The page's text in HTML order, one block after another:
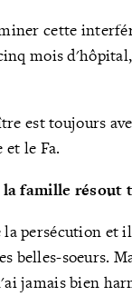
cette
mois
est toujours
le Fa.
famille résout
persécution et
belles-soeurs.
jamais bien